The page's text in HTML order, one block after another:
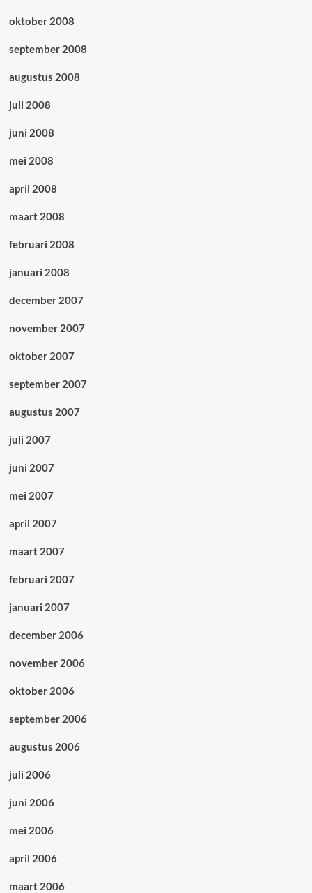
oktober 2008
september 2008
augustus 2008
juli 2008
juni 2008
mei 2008
april 2008
maart 2008
februari 2008
januari 2008
december 2007
november 2007
oktober 2007
september 2007
augustus 2007
juli 2007
juni 2007
mei 2007
april 2007
maart 2007
februari 2007
januari 2007
december 2006
november 2006
oktober 2006
september 2006
augustus 2006
juli 2006
juni 2006
mei 2006
april 2006
maart 2006